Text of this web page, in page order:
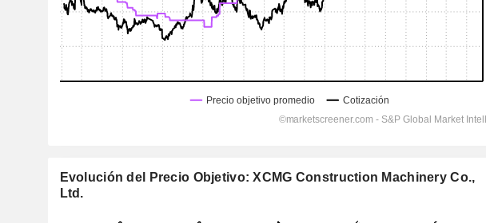
Evolución del Precio Objetivo: XCMG Construction Machinery Co.,
Ltd.